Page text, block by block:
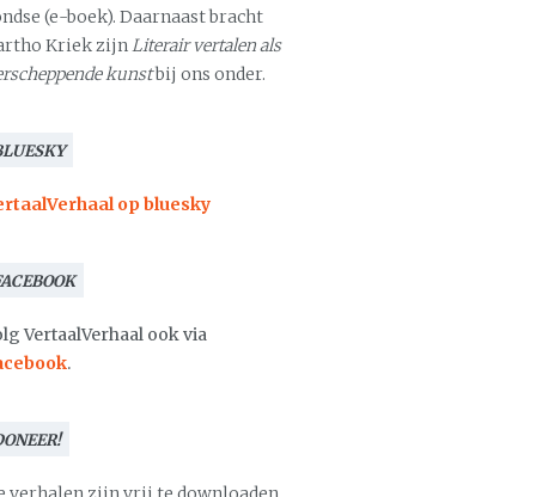
(e-boek). Daarnaast bracht
Kriek zijnLiterair vertalen als
kunstbij ons onder.
op bluesky
VertaalVerhaal ook via
.